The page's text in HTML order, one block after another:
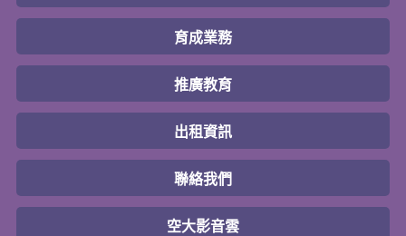
育成業務
推廣教育
出租資訊
聯絡我們
空大影音雲